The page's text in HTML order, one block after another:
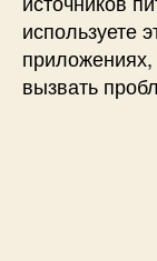
используете
вызвать